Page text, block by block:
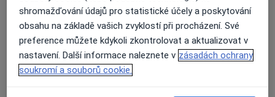
Přidejte svůj názor
19 názorů
shromažďování údajů pro statistické účely a poskytování
obsahu na základě vašich zvyklostí při procházení. Své
preference můžete kdykoli zkontrolovat a aktualizovat v
nastavení. Další informace naleznete v zásadách ochrany
soukromí a souborů cookie.